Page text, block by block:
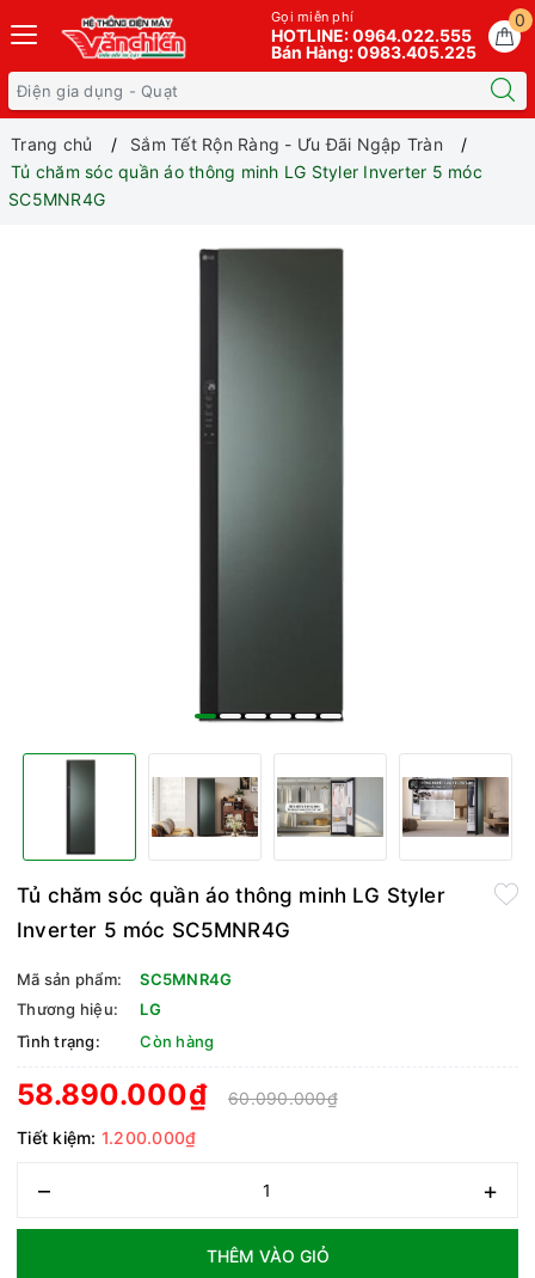
0
Gọi miễn phí
HOTLINE: 0964.022.555
Bán Hàng: 0983.405.225
Trang chủ
Sắm Tết Rộn Ràng - Ưu Đãi Ngập Tràn
Tủ chăm sóc quần áo thông minh LG Styler Inverter 5 móc
SC5MNR4G
Tủ chăm sóc quần áo thông minh LG Styler
Inverter 5 móc SC5MNR4G
Mã sản phẩm:
SC5MNR4G
Thương hiệu:
LG
Tình trạng:
Còn hàng
58.890.000₫
60.090.000₫
Tiết kiệm: 1.200.000₫
– +
THÊM VÀO GIỎ